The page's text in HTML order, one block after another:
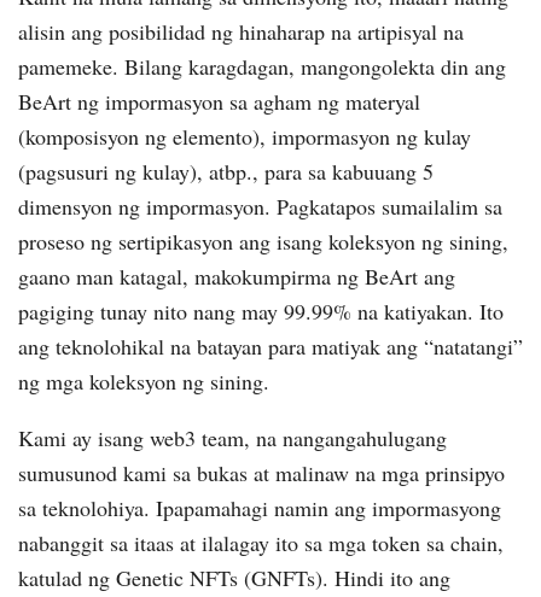
alisin ang posibilidad ng hinaharap na artipisyal na
pamemeke. Bilang karagdagan, mangongolekta din ang
BeArt ng impormasyon sa agham ng materyal
(komposisyon ng elemento), impormasyon ng kulay
(pagsusuri ng kulay), atbp., para sa kabuuang 5
dimensyon ng impormasyon. Pagkatapos sumailalim sa
proseso ng sertipikasyon ang isang koleksyon ng sining,
gaano man katagal, makokumpirma ng BeArt ang
pagiging tunay nito nang may 99.99% na katiyakan. Ito
ang teknolohikal na batayan para matiyak ang “natatangi”
ng mga koleksyon ng sining.
Kami ay isang web3 team, na nangangahulugang
sumusunod kami sa bukas at malinaw na mga prinsipyo
sa teknolohiya. Ipapamahagi namin ang impormasyong
nabanggit sa itaas at ilalagay ito sa mga token sa chain,
katulad ng Genetic NFTs (GNFTs). Hindi ito ang